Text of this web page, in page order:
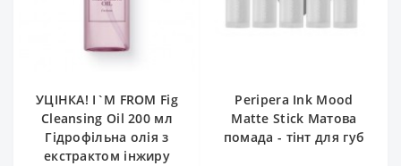
УЦІНКА! I`M FROM Fig
Cleansing Oil 200 мл
Гідрофільна олія з
екстрактом інжиру
Peripera Ink Mood
Matte Stick Матова
помада - тінт для губ